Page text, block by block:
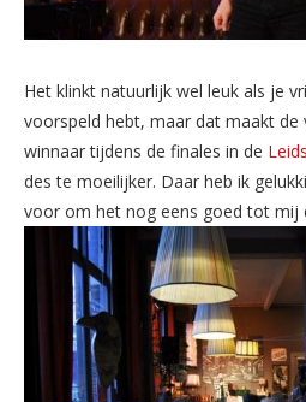
Het klinkt natuurlijk wel leuk als je
voorspeld hebt, maar dat maakt de
winnaar tijdens de finales in de
des te moeilijker. Daar heb ik
voor om het nog eens goed tot mij